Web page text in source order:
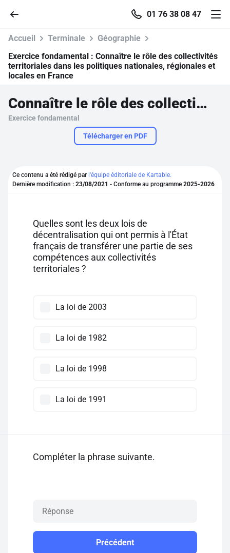
01 76 38 08 47
Pour profiter de 10 contenus offerts.
Accueil Terminale
Géographie
Exercice fondamental : Connaître le rôle des collectivités
territoriales dans les politiques nationales, régionales et
locales en France
Connaître le rôle des collectivités territoriales dans les politiques nationales, régionales et locales en France
Exercice fondamental
Télécharger en PDF
Ce contenu a été rédigé par l'équipe éditoriale de Kartable.
Dernière modification : 23/08/2021 - Conforme au programme 2025-2026
Quelles sont les deux lois de
décentralisation qui ont permis à l'État
français de transférer une partie de ses
compétences aux collectivités
territoriales ?
La loi de 2003
La loi de 1982
La loi de 1998
La loi de 1991
Compléter la phrase suivante.
Précédent